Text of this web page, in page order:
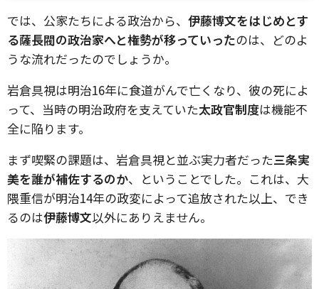
では、公家たちによる政治から、 伊藤博文をはじめとす
る薩長閥の政治家へと権勢が移っていったのは、どのよ
うな流れだったのでしょうか。
岩倉具視は明治16年に食道がんで亡くなり、彼の死によ
って、当時の明治政府を支えていた太政官制度は機能不
全に陥ります。
まず喫緊の課題は、岩倉具視と並ぶ実力者だった三条実
美を誰が補佐するのか、ということでした。これは、大
隈重信が明治14年の政変によって追放された以上、でき
るのは伊藤博文以外にありえません。